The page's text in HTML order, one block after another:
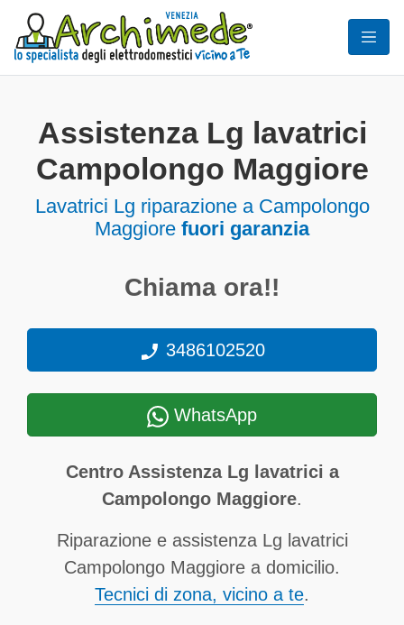
Assistenza Lg lavatrici
Campolongo Maggiore
Lavatrici Lg riparazione a Campolongo
Maggiore fuori garanzia
Chiama ora!!
3486102520
WhatsApp
Centro Assistenza Lg lavatrici a
Campolongo Maggiore.
Riparazione e assistenza Lg lavatrici
Campolongo Maggiore a domicilio.
Tecnici di zona, vicino a te.